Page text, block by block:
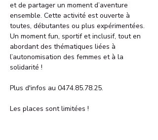
et de partager un moment d’aventure
ensemble. Cette activité est ouverte à
toutes, débutantes ou plus expérimentées.
Un moment fun, sportif et inclusif, tout en
abordant des thématiques liées à
l’autonomisation des femmes et à la
solidarité !
Plus d'infos au 0474.85.78.25.
Les places sont limitées !